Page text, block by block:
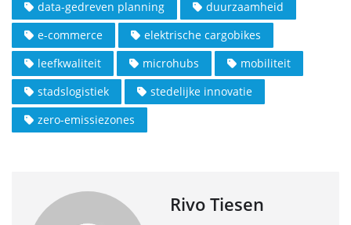
data-gedreven planning
duurzaamheid
e-commerce
elektrische cargobikes
leefkwaliteit
microhubs
mobiliteit
stadslogistiek
stedelijke innovatie
zero-emissiezones
Rivo Tiesen